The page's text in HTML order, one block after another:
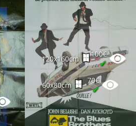
120x160cm
100€
✔
60x80cm
70€
✔